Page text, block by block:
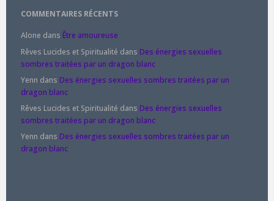
COMMENTAIRES RÉCENTS
Alone dans Être amoureuse
Rêves Lucides et Spiritualité dans Des énergies sexuelles
sombres traitées par un dragon blanc
Yenn dans Des énergies sexuelles sombres traitées par un
dragon blanc
Rêves Lucides et Spiritualité dans Des énergies sexuelles
sombres traitées par un dragon blanc
Yenn dans Des énergies sexuelles sombres traitées par un
dragon blanc